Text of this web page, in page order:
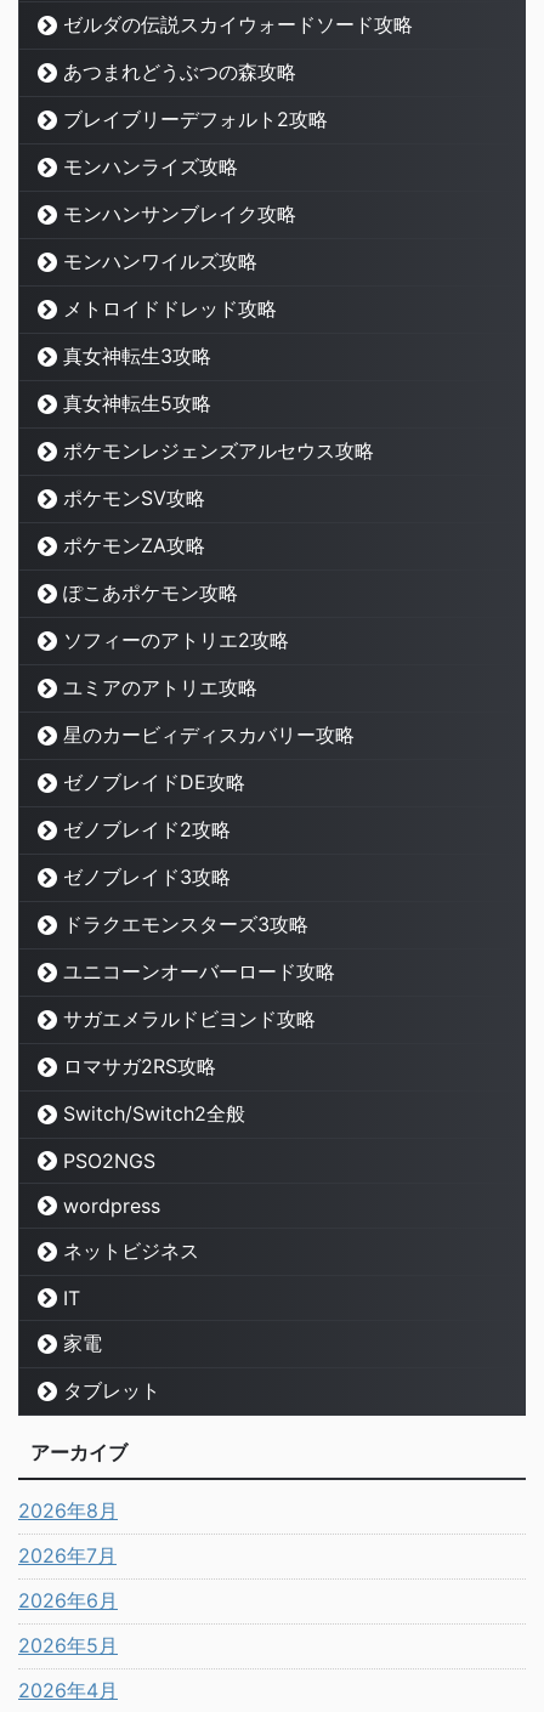
ゼルダの伝説スカイウォードソード攻略
あつまれどうぶつの森攻略
ブレイブリーデフォルト2攻略
モンハンライズ攻略
モンハンサンブレイク攻略
モンハンワイルズ攻略
メトロイドドレッド攻略
真女神転生3攻略
真女神転生5攻略
ポケモンレジェンズアルセウス攻略
ポケモンSV攻略
ポケモンZA攻略
ぽこあポケモン攻略
ソフィーのアトリエ2攻略
ユミアのアトリエ攻略
星のカービィディスカバリー攻略
ゼノブレイドDE攻略
ゼノブレイド2攻略
ゼノブレイド3攻略
ドラクエモンスターズ3攻略
ユニコーンオーバーロード攻略
サガエメラルドビヨンド攻略
ロマサガ2RS攻略
Switch/Switch2全般
PSO2NGS
wordpress
ネットビジネス
IT
家電
タブレット
アーカイブ
2026年8月
2026年7月
2026年6月
2026年5月
2026年4月